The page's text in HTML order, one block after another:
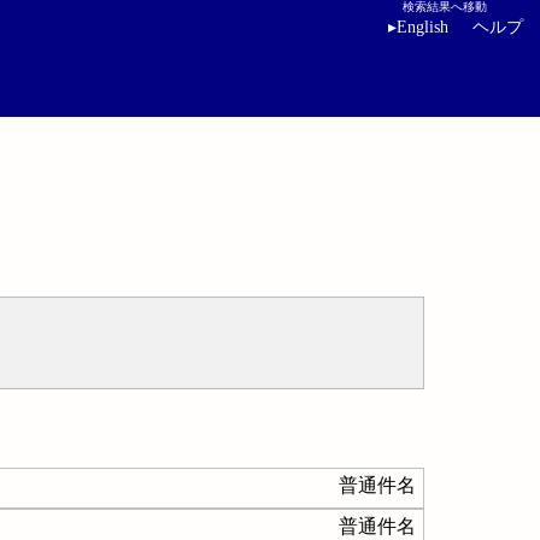
検索結果へ移動
▸English ヘルプ
普通件名
普通件名